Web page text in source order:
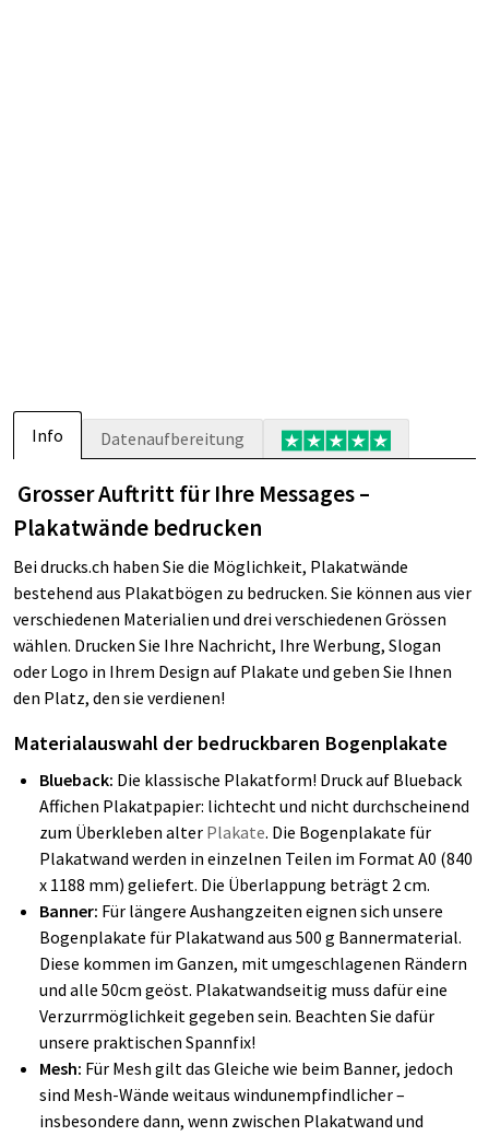
Info Datenaufbereitung
Grosser Auftritt für Ihre Messages –
Plakatwände bedrucken
Beidrucks.ch haben Sie die Möglichkeit, Plakatwände
bestehend aus Plakatbögen zu bedrucken. Sie können aus vier
verschiedenen Materialien und drei verschiedenen Grössen
wählen. Drucken Sie Ihre Nachricht, Ihre Werbung, Slogan
oder Logo in Ihrem Design auf Plakate und geben Sie Ihnen
den Platz, den sie verdienen!
Materialauswahl der bedruckbaren Bogenplakate
Blueback: Die klassische Plakatform! Druck auf Blueback
Affichen Plakatpapier: lichtecht und nicht durchscheinend
zum Überkleben alter Plakate. Die Bogenplakate für
Plakatwand werden in einzelnen Teilen im Format A0 (840
x 1188 mm) geliefert. Die Überlappung beträgt 2 cm.
Banner: Für längere Aushangzeiten eignen sich unsere
Bogenplakate für Plakatwand aus 500 g Bannermaterial.
Diese kommen im Ganzen, mit umgeschlagenen Rändern
und alle 50cm geöst. Plakatwandseitig muss dafür eine
Verzurrmöglichkeit gegeben sein. Beachten Sie dafür
unsere praktischen Spannfix!
Mesh: Für Mesh gilt das Gleiche wie beim Banner, jedoch
sind Mesh-Wände weitaus windunempfindlicher –
insbesondere dann, wenn zwischen Plakatwand und